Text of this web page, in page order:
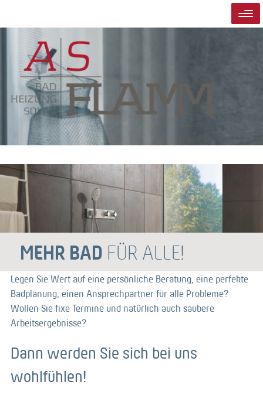
MEHR BAD FÜR ALLE!
Legen Sie Wert auf eine persönliche Beratung, eine perfekte
Badplanung, einen Ansprechpartner für alle Probleme?
Wollen Sie fixe Termine und natürlich auch saubere
Arbeitsergebnisse?
Dann werden Sie sich bei uns
wohlfühlen!